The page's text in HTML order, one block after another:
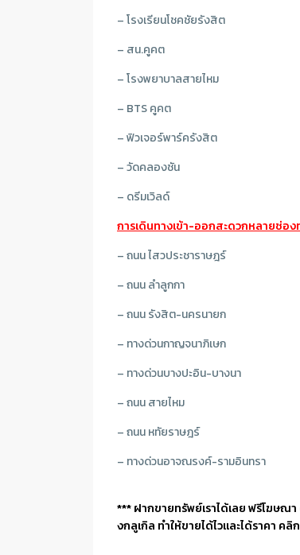
– โรงเรียนโชคชัยรังสิต
– สน.คูคต
– โรงพยาบาลสายไหม
– BTS คูคต
– ฟิวเจอร์พาร์ครังสิต
– วัดคลองชัน
– ดรีมเวิลด์
การเดินทางเข้า-ออกสะดวกหลายช่อง
– ถนน ไสวประชาราษฎร์
– ถนน ลำลูกกา
– ถนน รังสิต-นครนายก
– ทางด่วนกาญจนาภิเษก
– ทางด่วนบางปะอิน-บางนา
– ถนน สายไหม
– ถนน หทัยราษฎร์
– ทางด่วนอาจณรงค์-รามอินทรา
*** ฝากขายทรัพย์เราได้เลย ฟรีโฆษ
งกลูเกิล ทำให้ขายได้ไวและได้ราคา คลิ